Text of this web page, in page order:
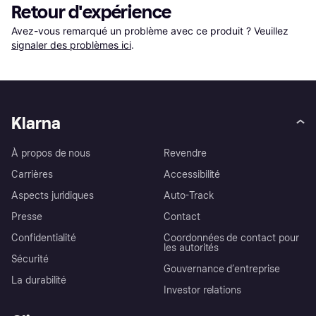
Retour d'expérience
Avez-vous remarqué un problème avec ce produit ? Veuillez
signaler des problèmes ici.
Klarna
À propos de nous
Carrières
Aspects juridiques
Presse
Confidentialité
Sécurité
La durabilité
Revendre
Accessibilité
Auto-Track
Contact
Coordonnées de contact pour
les autorités
Gouvernance d’entreprise
Investor relations